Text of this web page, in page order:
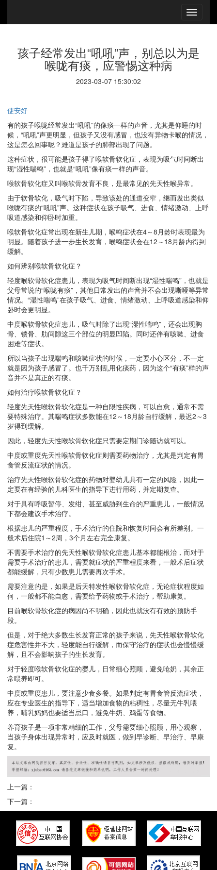
孩子经常发出“吼吼”声，别总以为是
喉咙有痰，应警惕这种病
2023-03-07 15:30:02
使安好
有的孩子喉咙经常发出“吼吼”的像痰一样的声音，尤其是仰睡的时
候，“吼吼”声更明显，但孩子又没有感冒，也没有异物卡喉的情况，
这是怎么回事呢？难道是孩子的肺部出现了问题。
这种症状，很可能是孩子得了喉软骨软化症，表现为吸气时间断出
现“湿性喘鸣”，也就是“吼吼”像有痰一样的声音。
喉软骨软化症又叫喉软骨发育不良，是最常见的先天性喉异常。
由于软骨软化，吸气时下陷，导致该处的通道变窄，继而发出类似
喉咙有痰的“吼吼”声。这种症状在孩子吸气、进食、情绪激动、上呼
吸道感染和仰卧时加重。
喉软骨软化症常出现在新生儿期，喉鸣症状在4～8月龄时表现最为
明显。随着孩子进一步生长发育，喉鸣症状会在12～18月龄内得到
缓解。
如何辨别喉软骨软化症？
轻度喉软骨软化症患儿，表现为吸气时间断出现“湿性喘鸣”，也就是
父母常说的“喉咙有痰”，其他日常发出的声音并不会出现嘶哑等异常
情况。“湿性喘鸣”在孩子吸气、进食、情绪激动、上呼吸道感染和仰
卧时会更明显。
中度喉软骨软化症患儿，吸气时除了出现“湿性喘鸣”，还会出现胸
骨、锁骨、肋间隙这三个部位的明显凹陷。同时还伴有咳嗽、进食
困难等症状。
所以当孩子出现喘鸣和咳嗽症状的时候，一定要小心区分，不一定
就是因为孩子感冒了。也千万别乱用化痰药，因为这个“有痰”样的声
音并不是真正的有痰。
如何治疗喉软骨软化症？
轻度先天性喉软骨软化症是一种自限性疾病，可以自愈，通常不需
要特殊治疗。其喘鸣症状多数能在12～18月龄自行缓解，最迟2～3
岁得到缓解。
因此，轻度先天性喉软骨软化症只需要定期门诊随访就可以。
中度或重度先天性喉软骨软化症则需要药物治疗，尤其是判定有胃
食管反流症状的情况。
治疗先天性喉软骨软化症的药物对婴幼儿具有一定的风险，因此一
定要在有经验的儿科医生的指导下进行用药，并定期复查。
对于具有呼吸暂停、发绀、甚至威胁到生命的严重患儿，一般情况
下都会建议手术治疗。
根据患儿的严重程度，手术治疗的住院和恢复时间会有所差别。一
般术后住院1～2周，3个月左右完全康复。
不需要手术治疗的先天性喉软骨软化症患儿基本都能根治，而对于
需要手术治疗的患儿，需要就症状的严重程度来看，一般术后症状
都能缓解，只有少数患儿需要再次手术。
需要注意的是，如果是后天特发性喉软骨软化症，无论症状程度如
何，一般都不能自愈，需要给予药物或手术治疗，帮助康复。
目前喉软骨软化症的病因尚不明确，因此也就没有有效的预防手
段。
但是，对于绝大多数生长发育正常的孩子来说，先天性喉软骨软化
症危害性并不大，轻度能自行缓解，而保守治疗的症状也会慢慢缓
解，且不会影响孩子的生长发育。
对于轻度喉软骨软化症的婴儿，日常细心照顾，避免呛奶，其余正
常喂养即可。
中度或重度患儿，要注意少食多餐。如果判定有胃食管反流症状，
应在专业医生的指导下，适当增加食物的粘稠性，尽量无牛乳喂
养，哺乳妈妈也要适当忌口，避免牛奶、鸡蛋等食物。
养育孩子是一项非常精细的工作，父母需要细心照顾，用心观察，
当孩子身体出现异常时，应及时就医，做到早诊断、早治疗、早康
复。
上一篇：
下一篇：